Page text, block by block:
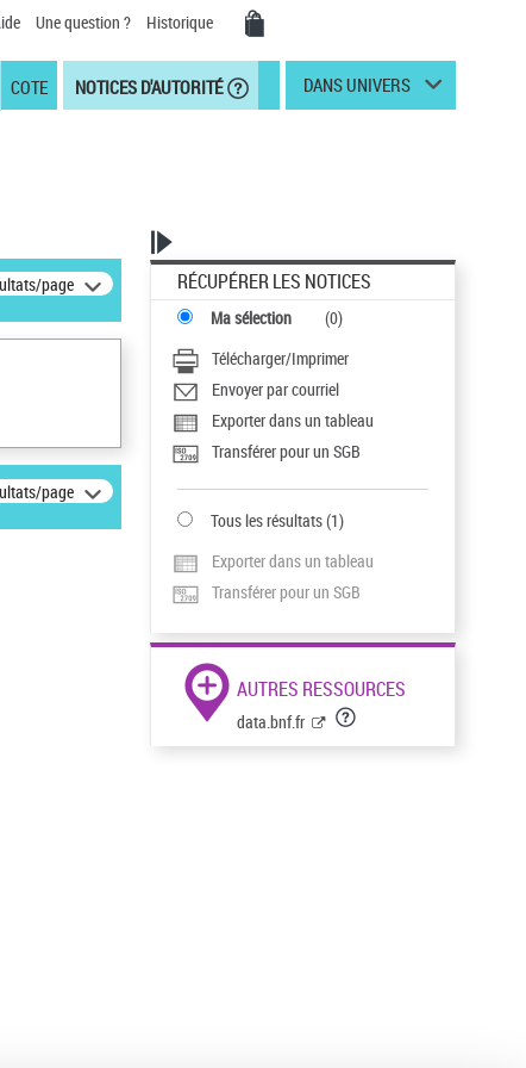
Une question ? Historique
COTE NOTICES D'AUTORITÉ DANS UNIVERS
page
page
RÉCUPÉRER LES NOTICES
Ma sélection (0)
Télécharger/Imprimer
Envoyer par courriel
Exporter dans un tableau
Transférer pour un SGB
Tous les résultats(1)
Exporter dans un tableau
Transférer pour un SGB
AUTRES RESSOURCES
data.bnf.fr